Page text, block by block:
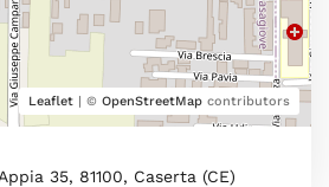
Leaflet | © OpenStreetMap contributors
35, 81100, Caserta (CE)